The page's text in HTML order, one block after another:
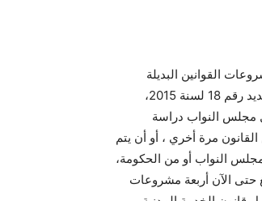
القوانين البديلة
للخدمة المدنية , فبعد رفض مجلس النواب بأغلبية ساحقة لقانون الخدمة المدنية الجديد رقم 18 لسنة 2015،
مجلس النواب دراسة
مرة أخري ، أو أن يتم
النواب أو من الحكومة،
حتى الآن أربعة مشروعات